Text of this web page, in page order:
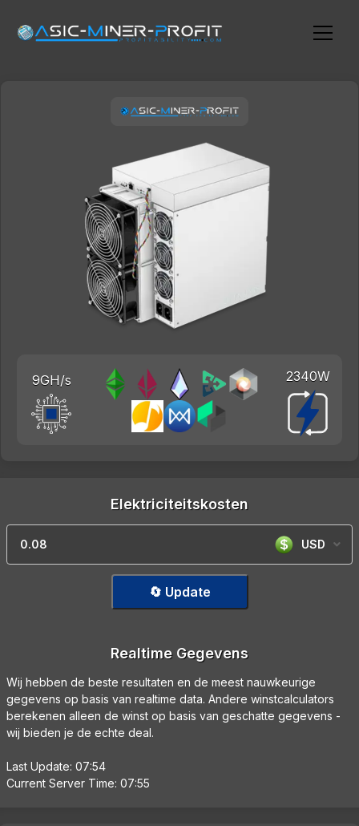
9GH/s 2340W
Elektriciteitskosten
USD
🔄 Update
Realtime Gegevens
Wij hebben de beste resultaten en de meest nauwkeurige
gegevens op basis van realtime data. Andere winstcalculators
berekenen alleen de winst op basis van geschatte gegevens -
wij bieden je de echte deal.
Last Update: 07:54
Current Server Time: 07:55